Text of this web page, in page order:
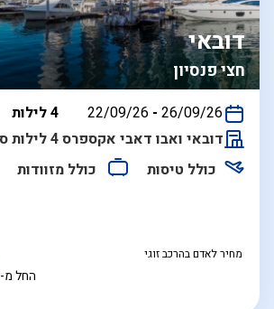
חצי פנסיון
דובאי
בין
22/09/26 - 26/09/26
4 לילות
דובאי ואבו דאבי אקספרס 4 לילות ספטמבר 2026
כולל טיסות
כולל מזוודות
מחיר לאדם בהרכב זוגי
החל מ-